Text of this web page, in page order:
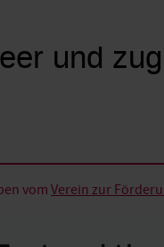
und
vom Verein zur